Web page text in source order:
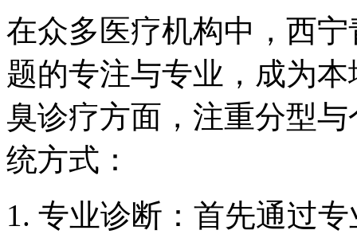
在众多医疗机构中，西
题的专注与专业，成为
臭诊疗方面，注重分型
统方式：
1. 专业诊断：首先通过